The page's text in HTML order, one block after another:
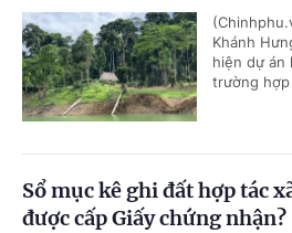
Khánh
hiện dự án
trường
Sổ mục kê ghi đất hợp tác
được cấp Giấy chứng nhận?